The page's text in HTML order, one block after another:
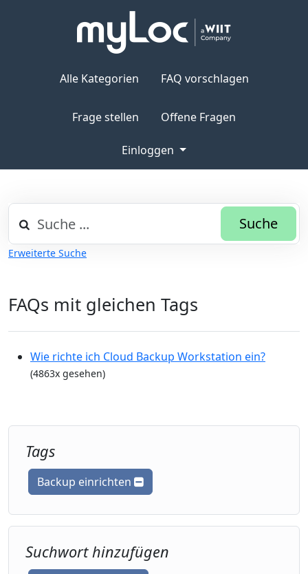
Alle Kategorien FAQ vorschlagen
Frage stellen Offene Fragen
Einloggen
Suche
Erweiterte Suche
FAQs mit gleichen Tags
Wie richte ich Cloud Backup Workstation ein?
(4863x gesehen)
Tags
Backup einrichten
Suchwort hinzufügen